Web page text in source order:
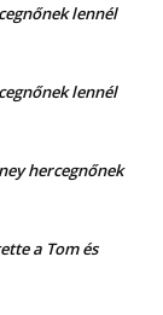
lennél
lennél
hercegnőnek
a Tom és